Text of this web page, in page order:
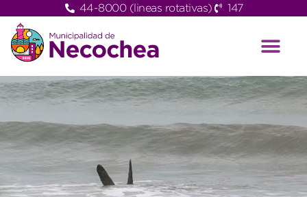
44-8000 (lineas rotativas) 147